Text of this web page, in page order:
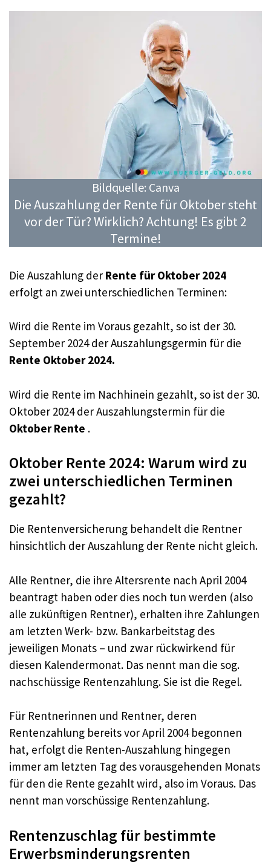
Bildquelle: Canva
Die Auszahlung der Rente für Oktober steht
vor der Tür? Wirklich? Achtung! Es gibt 2
Termine!
Die Auszahlung der Rente für Oktober 2024
erfolgt an zwei unterschiedlichen Terminen:
Wird die Rente im Voraus gezahlt, so ist der 30.
September 2024 der Auszahlungsgermin für die
Rente Oktober 2024.
Wird die Rente im Nachhinein gezahlt, so ist der 30.
Oktober 2024 der Auszahlungstermin für die
Oktober Rente .
Oktober Rente 2024: Warum wird zu
zwei unterschiedlichen Terminen
gezahlt?
Die Rentenversicherung behandelt die Rentner
hinsichtlich der Auszahlung der Rente nicht gleich.
Alle Rentner, die ihre Altersrente nach April 2004
beantragt haben oder dies noch tun werden (also
alle zukünftigen Rentner), erhalten ihre Zahlungen
am letzten Werk- bzw. Bankarbeitstag des
jeweiligen Monats – und zwar rückwirkend für
diesen Kalendermonat. Das nennt man die sog.
nachschüssige Rentenzahlung. Sie ist die Regel.
Für Rentnerinnen und Rentner, deren
Rentenzahlung bereits vor April 2004 begonnen
hat, erfolgt die Renten-Auszahlung hingegen
immer am letzten Tag des vorausgehenden Monats
für den die Rente gezahlt wird, also im Voraus. Das
nennt man vorschüssige Rentenzahlung.
Rentenzuschlag für bestimmte
Erwerbsminderungsrenten